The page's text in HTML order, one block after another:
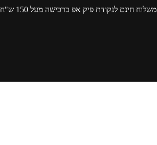
משלוח חינם לנקודת פיק אפ ברכישה מעל 150 ש"ח